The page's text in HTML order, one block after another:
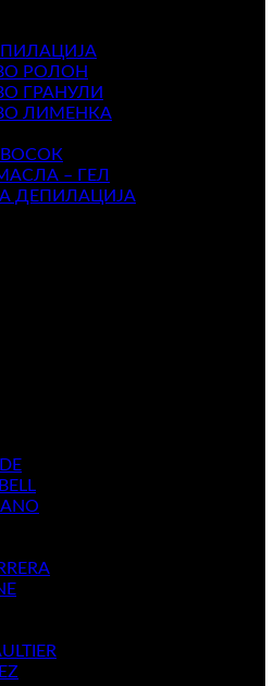
РОЛОН
ГРАНУЛИ
ЛИМЕНКА
– ГЕЛ
ДЕПИЛАЦИЈА